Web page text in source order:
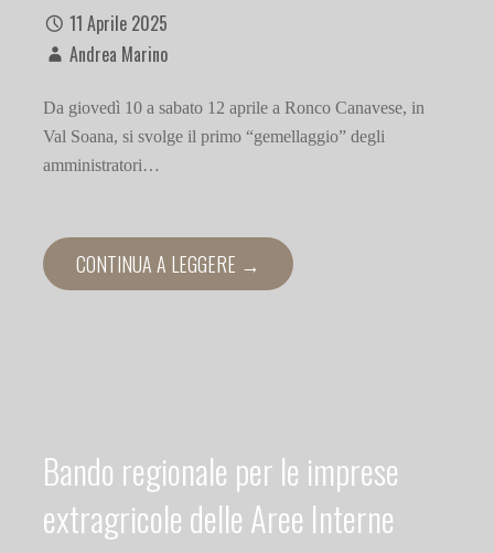
11 Aprile 2025
Andrea Marino
Da giovedì 10 a sabato 12 aprile a Ronco Canavese, in
Val Soana, si svolge il primo “gemellaggio” degli
amministratori…
CONTINUA A LEGGERE →
Bando regionale per le imprese
extragricole delle Aree Interne